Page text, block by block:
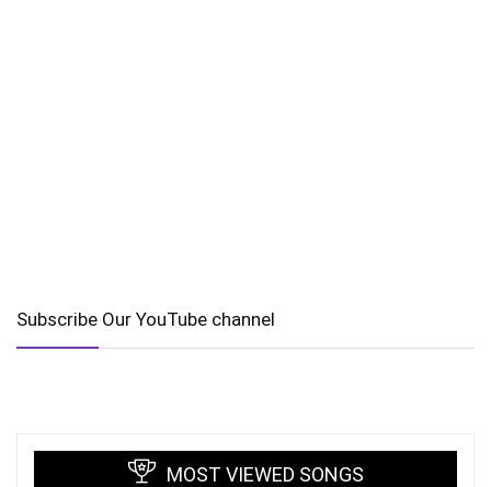
Subscribe Our YouTube channel
MOST VIEWED SONGS